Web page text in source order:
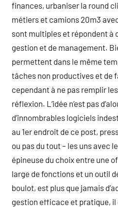
finances, urbaniser la round
métiers et camions 20m3
sont multiples et répondent à
gestion et de management.
permettent dans le même
tâches non productives et de
cependant à ne pas remplir
réflexion. L’idée n’est pas
d’innombrables logiciels
au 1er endroit de ce post,
ou pas du tout – les uns avec
épineuse du choix entre une
large de fonctions et un outil
boulot, est plus que jamais
gestion efficace et pratique,